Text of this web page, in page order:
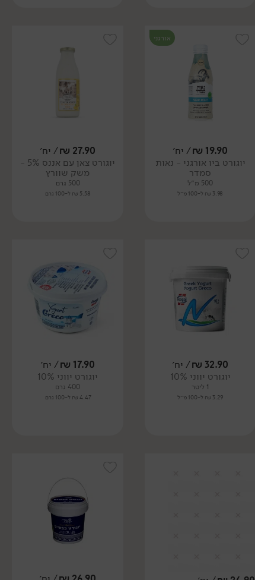
אורגני
19.90
₪/ יח׳
יוגורט ביו אורגני - נאות
סמדר
500 מ״ל
3.98 ₪ ל-100 מ״ל
27.90
₪/ יח׳
יוגורט צאן עם אננס 5% -
משק שוורץ
500 גרם
5.58 ₪ ל-100 גרם
32.90
₪/ יח׳
יוגורט יווני 10%
1 ליטר
3.29 ₪ ל-100 מ״ל
17.90
₪/ יח׳
יוגורט יווני 10%
400 גרם
4.47 ₪ ל-100 גרם